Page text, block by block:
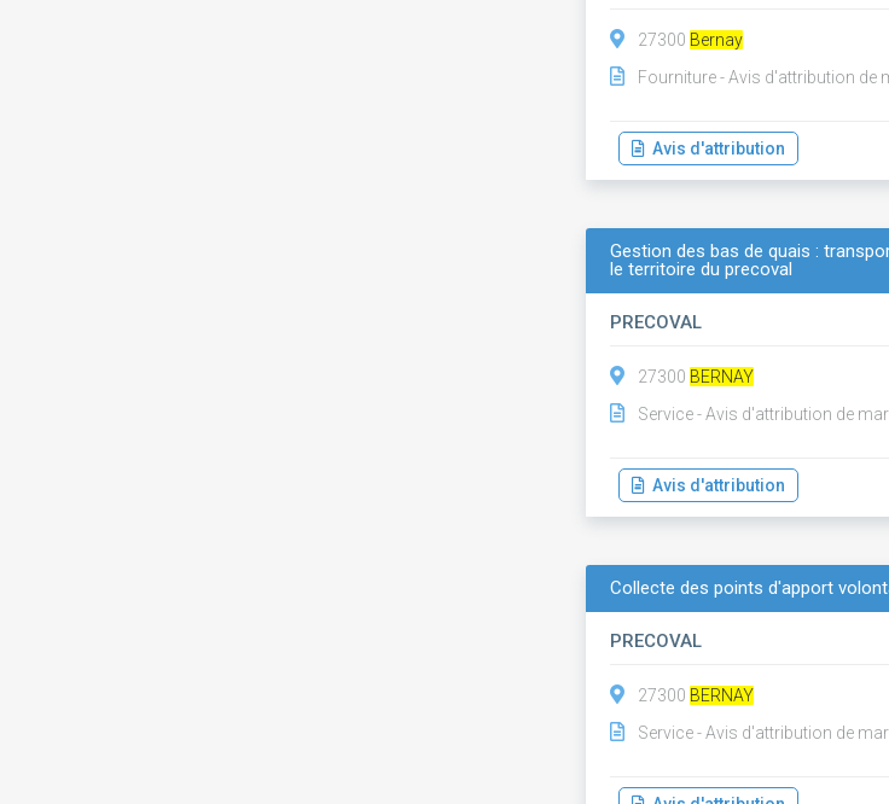
27300 Bernay
Fourniture - Avis d'attribution de
Avis d'attribution
Gestion des bas de quais :
le territoire du precoval
PRECOVAL
27300 BERNAY
Service - Avis d'attribution de
Avis d'attribution
Collecte des points d'apport
PRECOVAL
27300 BERNAY
Service - Avis d'attribution de